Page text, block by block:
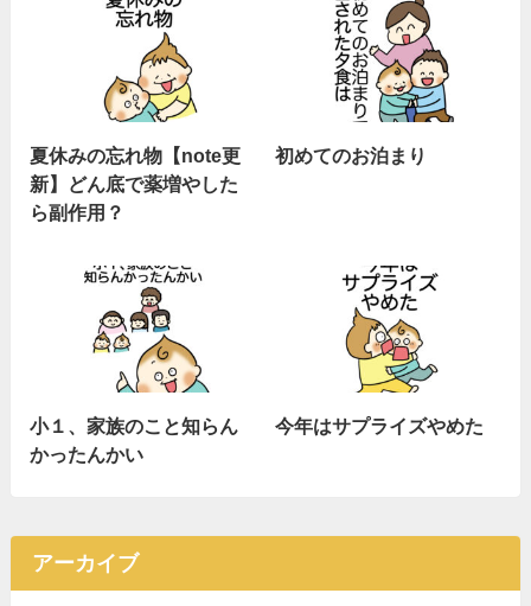
夏休みの忘れ物【note更
新】どん底で薬増やした
ら副作用？
初めてのお泊まり
小１、家族のこと知らん
かったんかい
今年はサプライズやめた
アーカイブ